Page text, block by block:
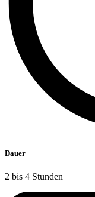
Dauer
2 bis 4 Stunden